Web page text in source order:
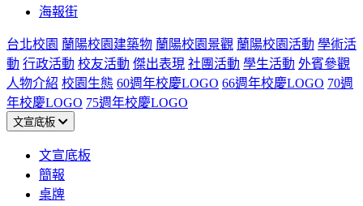
海報街
台北校園 蘭陽校園建築物 蘭陽校園景觀 蘭陽校園活動 學術活
動 行政活動 校友活動 傑出表現 社團活動 學生活動 外賓參觀
人物介紹 校園生態 60週年校慶LOGO 66週年校慶LOGO 70週
年校慶LOGO 75週年校慶LOGO
文宣底板
文宣底板
簡報
桌牌